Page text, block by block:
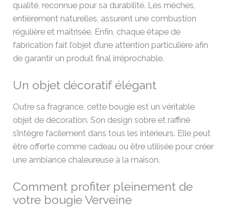
qualité, reconnue pour sa durabilité. Les mèches,
entièrement naturelles, assurent une combustion
régulière et maîtrisée. Enfin, chaque étape de
fabrication fait l’objet d’une attention particulière afin
de garantir un produit final irréprochable.
Un objet décoratif élégant
Outre sa fragrance, cette bougie est un véritable
objet de décoration. Son design sobre et raffiné
s’intègre facilement dans tous les intérieurs. Elle peut
être offerte comme cadeau ou être utilisée pour créer
une ambiance chaleureuse à la maison.
Comment profiter pleinement de
votre bougie Verveine